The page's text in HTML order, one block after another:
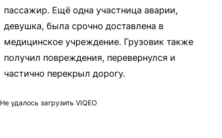
пассажир. Ещё одна участница аварии,
девушка, была срочно доставлена в
медицинское учреждение. Грузовик также
получил повреждения, перевернулся и
частично перекрыл дорогу.
Не удалось загрузить VIQEO